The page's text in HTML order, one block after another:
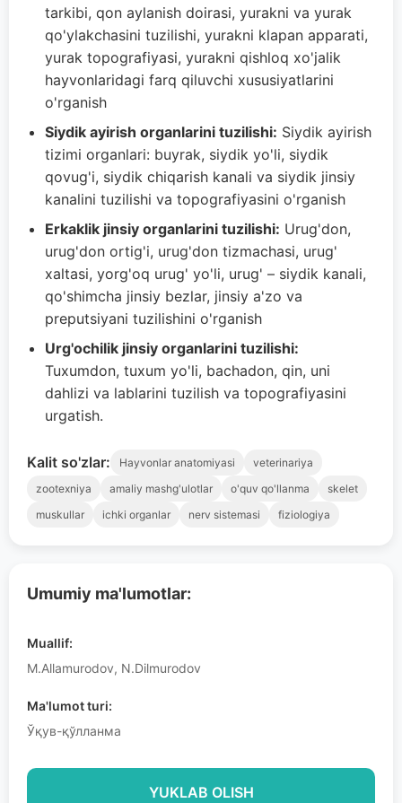
Umumiy ma'lumotlar:
Muallif:
M.Allamurodov, N.Dilmurodov
Ma'lumot turi:
Ўқув-қўлланма
YUKLAB OLISH
tarkibi, qon aylanish doirasi, yurakni va yurak
qo'ylakchasini tuzilishi, yurakni klapan apparati,
yurak topografiyasi, yurakni qishloq xo'jalik
hayvonlaridagi farq qiluvchi xususiyatlarini
o'rganish
Siydik ayirish organlarini tuzilishi: Siydik ayirish
tizimi organlari: buyrak, siydik yo'li, siydik
qovug'i, siydik chiqarish kanali va siydik jinsiy
kanalini tuzilishi va topografiyasini o'rganish
Erkaklik jinsiy organlarini tuzilishi: Urug'don,
urug'don ortig'i, urug'don tizmachasi, urug'
xaltasi, yorg'oq urug' yo'li, urug' – siydik kanali,
qo'shimcha jinsiy bezlar, jinsiy a'zo va
preputsiyani tuzilishini o'rganish
Urg'ochilik jinsiy organlarini tuzilishi:
Tuxumdon, tuxum yo'li, bachadon, qin, uni
dahlizi va lablarini tuzilish va topografiyasini
urgatish.
Kalit so'zlar: Hayvonlar anatomiyasi
veterinariya
zootexniya
amaliy mashg'ulotlar o'quv qo'llanma
skelet
muskullar
ichki organlar nerv sistemasi fiziologiya